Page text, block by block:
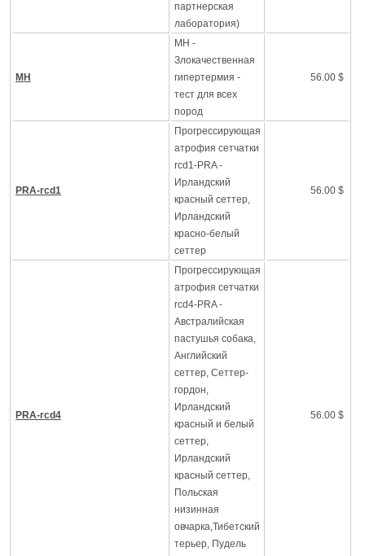
партнерская
лаборатория)
MH
MH -
Злокачественная
гипертермия -
тест для всех
пород
56.00 $
PRA-rcd1
Прогрессирующая
атрофия сетчатки
rcd1-PRA -
Ирландский
красный сеттер,
Ирландский
красно-белый
сеттер
56.00 $
PRA-rcd4
Прогрессирующая
атрофия сетчатки
rcd4-PRA -
Австралийская
пастушья собака,
Английский
сеттер, Сеттер-
гордон,
Ирландский
красный и белый
сеттер,
Ирландский
красный сеттер,
Польская
низинная
овчарка,Тибетский
терьер, Пудель
56.00 $